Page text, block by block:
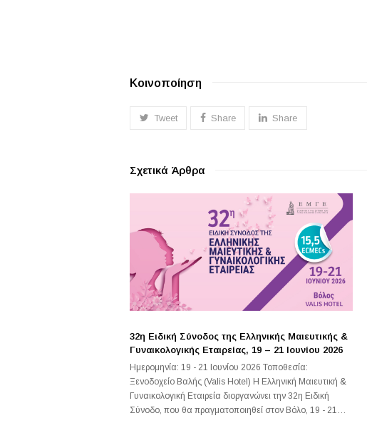
Κοινοποίηση
Tweet Share Share
Σχετικά Άρθρα
32η Ειδική Σύνοδος της Ελληνικής Μαιευτικής &
Γυναικολογικής Εταιρείας, 19 – 21 Ιουνίου 2026
Ημερομηνία: 19 - 21 Ιουνίου 2026 Τοποθεσία:
Ξενοδοχείο Βαλής (Valis Hotel) Η Ελληνική Μαιευτική &
Γυναικολογική Εταιρεία διοργανώνει την 32η Ειδική
Σύνοδο, που θα πραγματοποιηθεί στον Βόλο, 19 - 21…